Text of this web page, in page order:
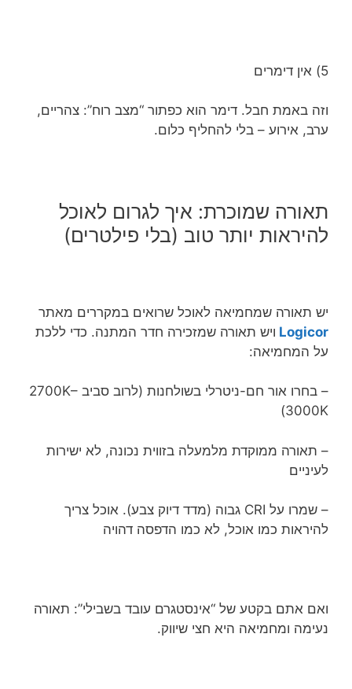
5) אין דימרים
וזה באמת חבל. דימר הוא כפתור “מצב רוח”: צהריים,
ערב, אירוע – בלי להחליף כלום.
תאורה שמוכרת: איך לגרום לאוכל
להיראות יותר טוב (בלי פילטרים)
יש תאורה שמחמיאה לאוכל שרואים במקררים מאתר
Logicor ויש תאורה שמזכירה חדר המתנה. כדי ללכת
על המחמיאה:
– בחרו אור חם-ניטרלי בשולחנות (לרוב סביב 2700K–
3000K)
– תאורה ממוקדת מלמעלה בזווית נכונה, לא ישירות
לעיניים
– שמרו על CRI גבוה (מדד דיוק צבע). אוכל צריך
להיראות כמו אוכל, לא כמו הדפסה דהויה
ואם אתם בקטע של “אינסטגרם עובד בשבילי”: תאורה
נעימה ומחמיאה היא חצי שיווק.